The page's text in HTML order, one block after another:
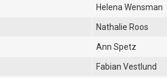
Helena Wensman
Nathalie Roos
Ann Spetz
Fabian Vestlund